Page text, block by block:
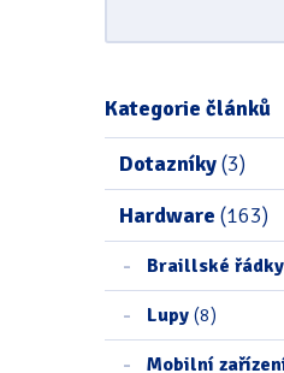
Kategorie článků
Dotazníky(3)
Hardware (163)
Braillské řádky
Lupy (8)
Mobilní